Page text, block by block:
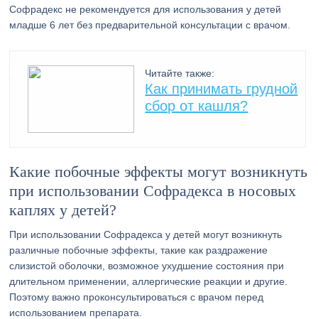
Софрадекс не рекомендуется для использования у детей
младше 6 лет без предварительной консультации с врачом.
Читайте также:
Как принимать грудной
сбор от кашля?
Какие побочные эффекты могут возникнуть
при использовании Софрадекса в носовых
каплях у детей?
При использовании Софрадекса у детей могут возникнуть
различные побочные эффекты, такие как раздражение
слизистой оболочки, возможное ухудшение состояния при
длительном применении, аллергические реакции и другие.
Поэтому важно проконсультироваться с врачом перед
использованием препарата.